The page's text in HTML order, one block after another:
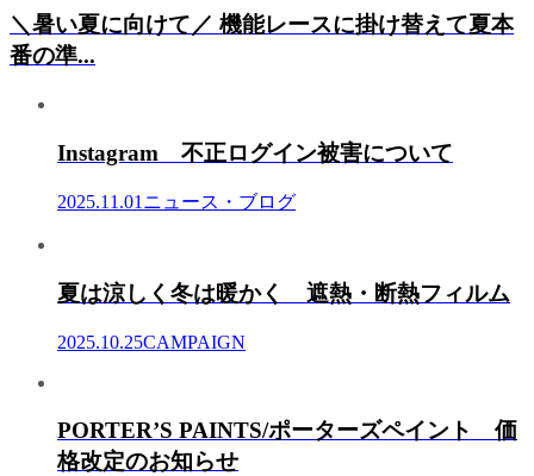
＼暑い夏に向けて／ 機能レースに掛け替えて夏本
番の準...
Instagram 不正ログイン被害について
2025.11.01 ニュース・ブログ
夏は涼しく冬は暖かく 遮熱・断熱フィルム
2025.10.25CAMPAIGN
PORTER’S PAINTS/ポーターズペイント 価
格改定のお知らせ